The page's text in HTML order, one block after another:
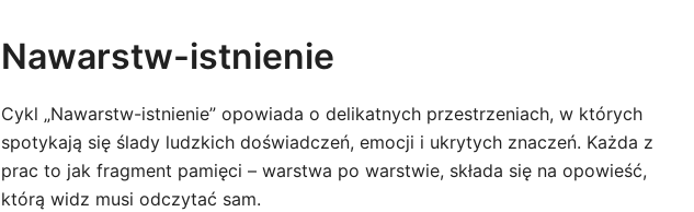
Nawarstw-istnienie
Cykl „Nawarstw-istnienie” opowiada o delikatnych przestrzeniach, w których
spotykają się ślady ludzkich doświadczeń, emocji i ukrytych znaczeń. Każda z
prac to jak fragment pamięci – warstwa po warstwie, składa się na opowieść,
którą widz musi odczytać sam.